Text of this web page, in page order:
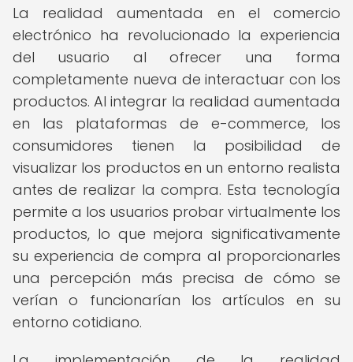
La realidad aumentada en el comercio
electrónico ha revolucionado la experiencia
del usuario al ofrecer una forma
completamente nueva de interactuar con los
productos. Al integrar la realidad aumentada
en las plataformas de e-commerce, los
consumidores tienen la posibilidad de
visualizar los productos en un entorno realista
antes de realizar la compra. Esta tecnología
permite a los usuarios probar virtualmente los
productos, lo que mejora significativamente
su experiencia de compra al proporcionarles
una percepción más precisa de cómo se
verían o funcionarían los artículos en su
entorno cotidiano.